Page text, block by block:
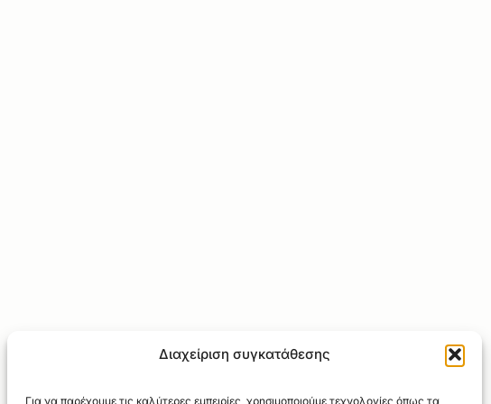
Διαχείριση συγκατάθεσης
Για να παρέχουμε τις καλύτερες εμπειρίες, χρησιμοποιούμε τεχνολογίες όπως τα